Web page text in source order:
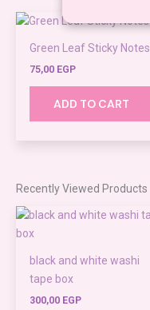
Green Leaf Sticky Notes
75,00 EGP
ADD TO CART
Recently Viewed Products
black and white washi
tape box
300,00 EGP